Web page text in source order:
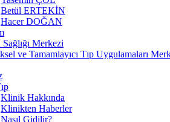
Betül ERTEKİN
Hacer DOĞAN
Merkezi
ve Tamamlayıcı Tıp Uygulamaları
Klinik Hakkında
Klinikten Haberler
Nasıl Gidilir?